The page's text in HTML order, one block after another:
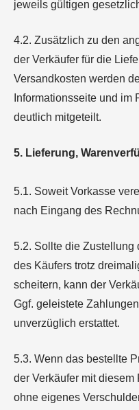
jeweils gültigen
4.2. Zusätzlich zu den
der Verkäufer für die
Versandkosten werden
Informationsseite und
deutlich mitgeteilt.
5. Lieferung,
5.1. Soweit Vorkasse
nach Eingang des
5.2. Sollte die Zustellung
des Käufers trotz
scheitern, kann der
Ggf. geleistete
unverzüglich erstattet.
5.3. Wenn das bestellte
der Verkäufer mit
ohne eigenes